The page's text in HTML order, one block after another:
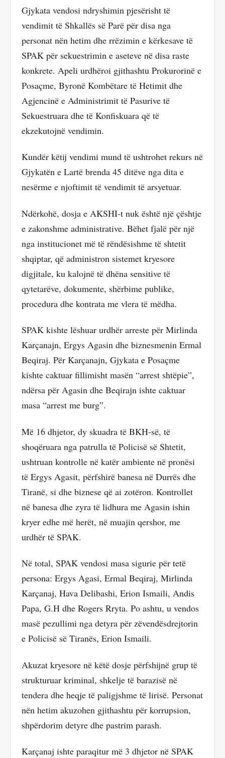
Gjykata vendosi ndryshimin pjesërisht të
vendimit të Shkallës së Parë për disa nga
personat nën hetim dhe rrëzimin e kërkesave të
SPAK për sekuestrimin e aseteve në disa raste
konkrete. Apeli urdhëroi gjithashtu Prokurorinë e
Posaçme, Byronë Kombëtare të Hetimit dhe
Agjencinë e Administrimit të Pasurive të
Sekuestruara dhe të Konfiskuara që të
ekzekutojnë vendimin.
Kundër këtij vendimi mund të ushtrohet rekurs në
Gjykatën e Lartë brenda 45 ditëve nga dita e
nesërme e njoftimit të vendimit të arsyetuar.
Ndërkohë, dosja e AKSHI-t nuk është një çështje
e zakonshme administrative. Bëhet fjalë për një
nga institucionet më të rëndësishme të shtetit
shqiptar, që administron sistemet kryesore
digjitale, ku kalojnë të dhëna sensitive të
qytetarëve, dokumente, shërbime publike,
procedura dhe kontrata me vlera të mëdha.
SPAK kishte lëshuar urdhër arreste për Mirlinda
Karçanajn, Ergys Agasin dhe biznesmenin Ermal
Beqiraj. Për Karçanajn, Gjykata e Posaçme
kishte caktuar fillimisht masën “arrest shtëpie”,
ndërsa për Agasin dhe Beqirajn ishte caktuar
masa “arrest me burg”.
Më 16 dhjetor, dy skuadra të BKH-së, të
shoqëruara nga patrulla të Policisë së Shtetit,
ushtruan kontrolle në katër ambiente në pronësi
të Ergys Agasit, përfshirë banesa në Durrës dhe
Tiranë, si dhe biznese që ai zotëron. Kontrollet
në banesa dhe zyra të lidhura me Agasin ishin
kryer edhe më herët, në muajin qershor, me
urdhër të SPAK.
Në total, SPAK vendosi masa sigurie për tetë
persona: Ergys Agasi, Ermal Beqiraj, Mirlinda
Karçanaj, Hava Delibashi, Erion Ismaili, Andis
Papa, G.H dhe Rogers Rryta. Po ashtu, u vendos
masë pezullimi nga detyra për zëvendësdrejtorin
e Policisë së Tiranës, Erion Ismaili.
Akuzat kryesore në këtë dosje përfshijnë grup të
strukturuar kriminal, shkelje të barazisë në
tendera dhe heqje të paligjshme të lirisë. Personat
nën hetim akuzohen gjithashtu për korrupsion,
shpërdorim detyre dhe pastrim parash.
Karçanaj ishte paraqitur më 3 dhjetor në SPAK